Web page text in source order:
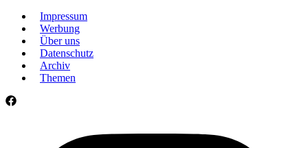
Impressum
Werbung
Über uns
Datenschutz
Archiv
Themen